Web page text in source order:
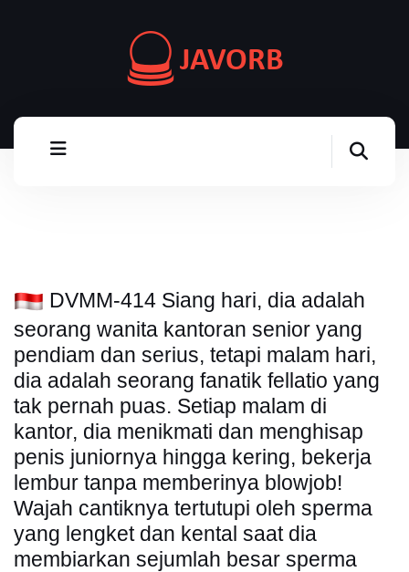
DVMM-414 Siang hari, dia adalah
seorang wanita kantoran senior yang
pendiam dan serius, tetapi malam hari,
dia adalah seorang fanatik fellatio yang
tak pernah puas. Setiap malam di
kantor, dia menikmati dan menghisap
penis juniornya hingga kering, bekerja
lembur tanpa memberinya blowjob!
Wajah cantiknya tertutupi oleh sperma
yang lengket dan kental saat dia
membiarkan sejumlah besar sperma